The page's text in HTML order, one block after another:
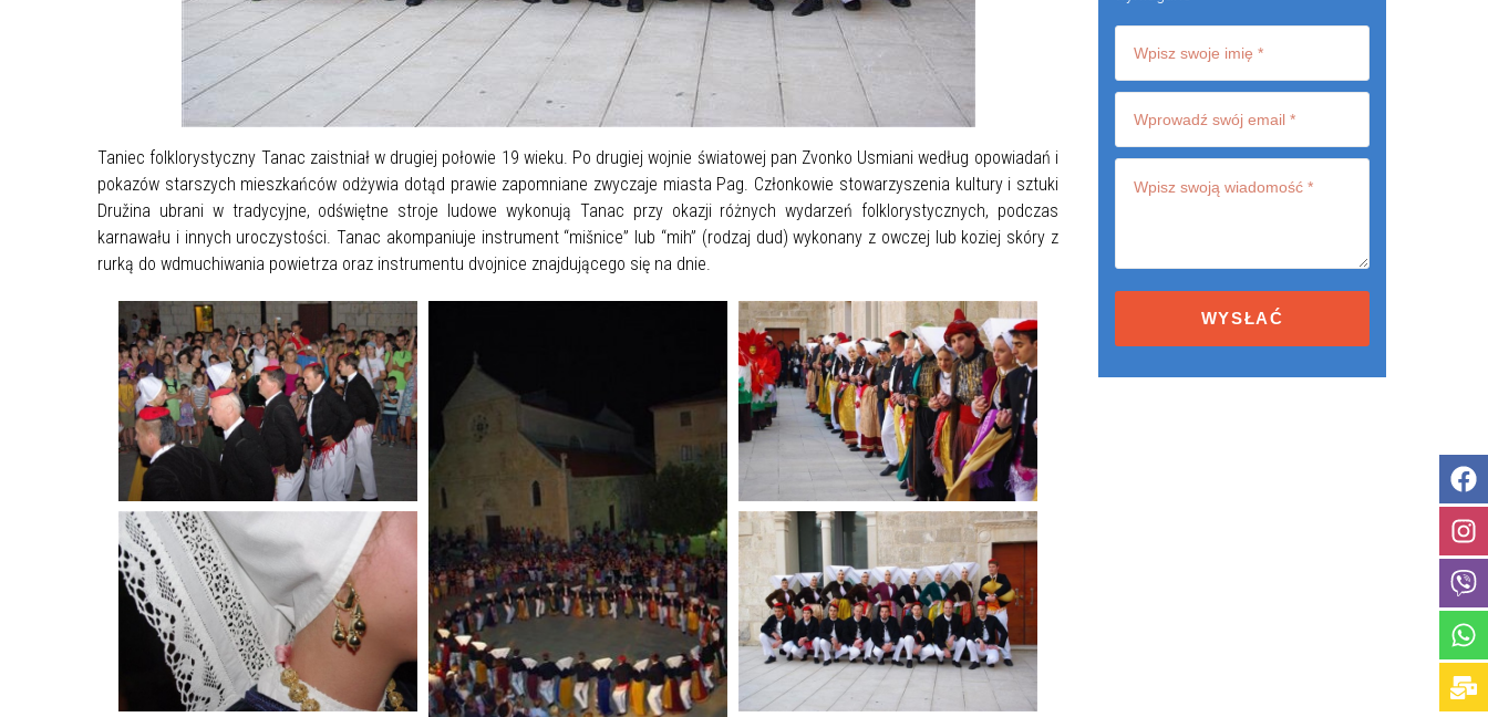
Taniec folklorystyczny Tanac zaistniał w drugiej połowie 19 wieku. Po drugiej wojnie światowej pan Zvonko Usmiani według opowiadań i
pokazów starszych mieszkańców odżywia dotąd prawie zapomniane zwyczaje miasta Pag. Członkowie stowarzyszenia kultury i sztuki
Družina ubrani w tradycyjne, odświętne stroje ludowe wykonują Tanac przy okazji różnych wydarzeń folklorystycznych, podczas
karnawału i innych uroczystości. Tanac akompaniuje instrument “mišnice” lub “mih” (rodzaj dud) wykonany z owczej lub koziej skóry z
rurką do wdmuchiwania powietrza oraz instrumentu dvojnice znajdującego się na dnie.
Terms
and
conditions